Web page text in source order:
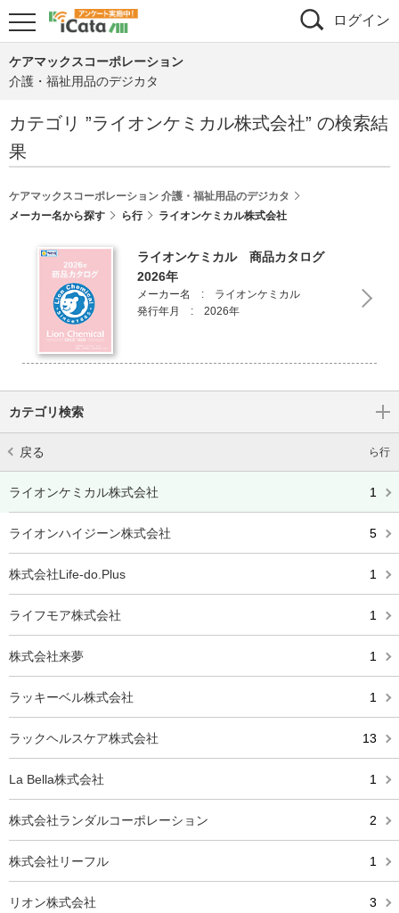
ログイン
ケアマックスコーポレーション
介護・福祉用品のデジカタ
カテゴリ ”ライオンケミカル株式会社” の検索結
果
ケアマックスコーポレーション 介護・福祉用品のデジカタ
メーカー名から探す
ら行 ライオンケミカル株式会社
ライオンケミカル 商品カタログ
2026年
メーカー名 : ライオンケミカル
発行年月 : 2026年
カテゴリ検索
戻る ら行
ライオンケミカル株式会社 1
ライオンハイジーン株式会社 5
株式会社Life-do.Plus 1
ライフモア株式会社 1
株式会社来夢 1
ラッキーベル株式会社 1
ラックヘルスケア株式会社 13
La Bella株式会社 1
株式会社ランダルコーポレーション 2
株式会社リーフル 1
リオン株式会社 3